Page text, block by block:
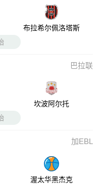
布拉希尔佩洛塔斯
巴拉联
坎波阿尔托
加EBL
渥太华黑杰克